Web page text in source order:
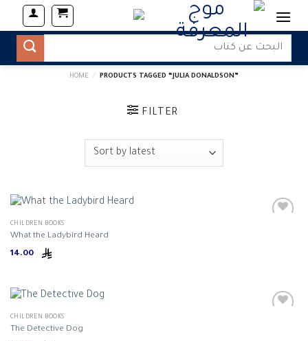
content
Search
HOME / PRODUCTS TAGGED “JULIA DONALDSON”
FILTER
CHILDREN BOOKS
What the Ladybird Heard
14.00
CHILDREN BOOKS
The Detective Dog